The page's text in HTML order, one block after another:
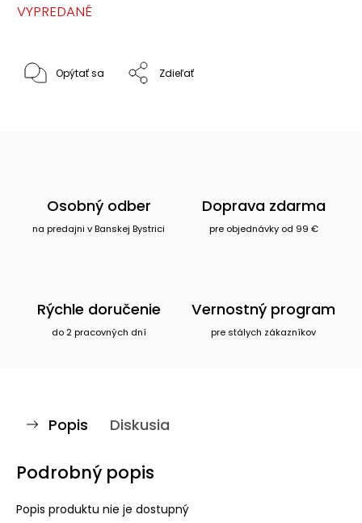
VYPREDANÉ
Opýtať sa Zdieľať
Osobný odber
na predajni v Banskej Bystrici
Doprava zdarma
pre objednávky od 99 €
Rýchle doručenie
do 2 pracovných dní
Vernostný program
pre stálych zákazníkov
Popis Diskusia
Podrobný popis
Popis produktu nie je dostupný